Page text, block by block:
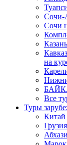
Сочи-
Сочи
на
Все
Туры
Китай